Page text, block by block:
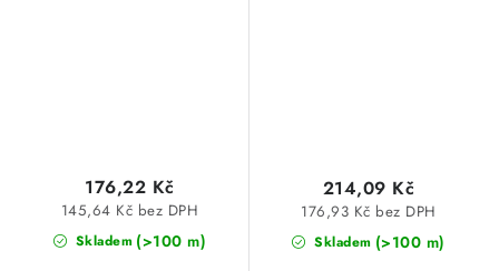
Skladem (>100 m)
145,64 Kč bez DPH
176,22 Kč
Skladem (>100 m)
176,93 Kč bez DPH
214,09 Kč